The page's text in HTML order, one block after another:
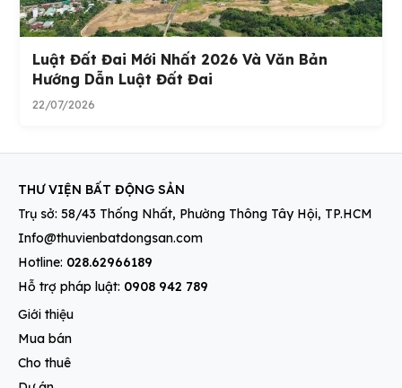
Luật Đất Đai Mới Nhất 2026 Và Văn Bản
Hướng Dẫn Luật Đất Đai
22/07/2026
THƯ VIỆN BẤT ĐỘNG SẢN
Trụ sở: 58/43 Thống Nhất, Phường Thông Tây Hội, TP.HCM
Info@thuvienbatdongsan.com
Hotline: 028.62966189
Hỗ trợ pháp luật: 0908 942 789
Giới thiệu
Mua bán
Cho thuê